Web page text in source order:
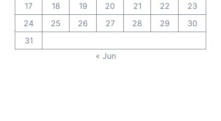
17
18 19 20 21 22
23
24
25 26 27 28 29
30
31
« Jun